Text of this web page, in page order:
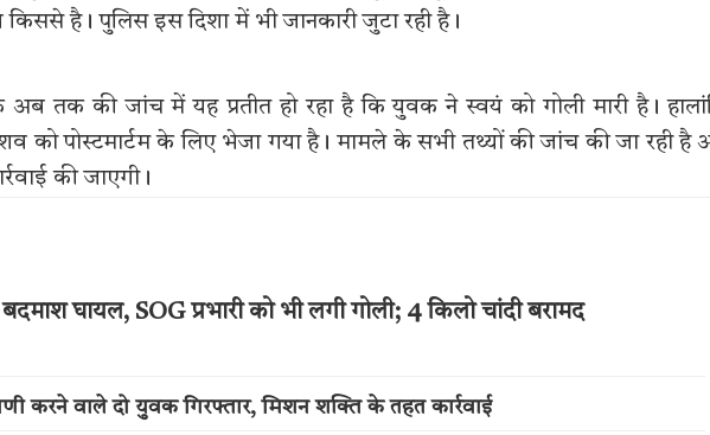
है। पुलिस इस दिशा में भी जानकारी जुटा रही है।
अब तक की जांच में यह प्रतीत हो रहा है कि युवक ने स्वयं को गोली मारी है।
को पोस्टमार्टम के लिए भेजा गया है। मामले के सभी तथ्यों की जांच की जा रही है
की जाएगी।
घायल, SOG प्रभारी को भी लगी गोली; 4 किलो चांदी बरामद
करने वाले दो युवक गिरफ्तार, मिशन शक्ति के तहत कार्रवाई